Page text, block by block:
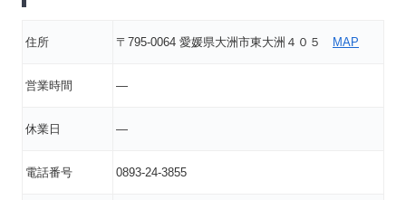
住所 〒795-0064 愛媛県大洲市東大洲４０５ MAP
営業時間 ―
休業日 ―
電話番号 0893-24-3855